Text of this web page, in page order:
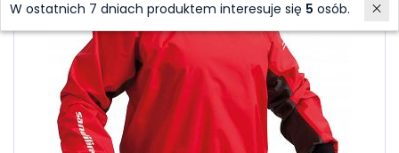
W ostatnich 7 dniach produktem interesuje się 5 osób.